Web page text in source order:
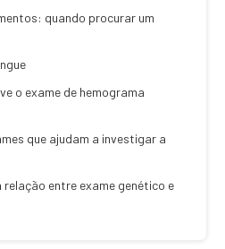
quando procurar um
o exame de hemograma
que ajudam a investigar a
relação entre exame genético e